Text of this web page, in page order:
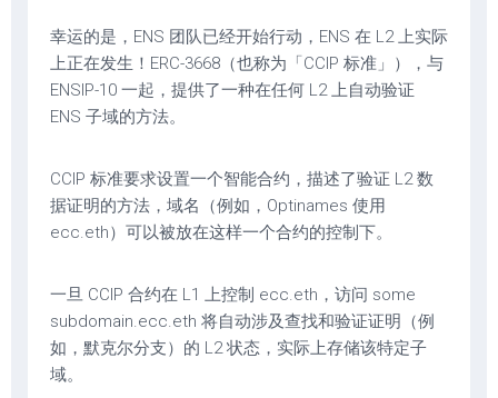
幸运的是，ENS 团队已经开始行动，ENS 在 L2 上实际
上正在发生！ERC-3668（也称为「CCIP 标准」），与
ENSIP-10 一起，提供了一种在任何 L2 上自动验证
ENS 子域的方法。
CCIP 标准要求设置一个智能合约，描述了验证 L2 数
据证明的方法，域名（例如，Optinames 使用
ecc.eth）可以被放在这样一个合约的控制下。
一旦 CCIP 合约在 L1 上控制 ecc.eth，访问 some
subdomain.ecc.eth 将自动涉及查找和验证证明（例
如，默克尔分支）的 L2 状态，实际上存储该特定子
域。